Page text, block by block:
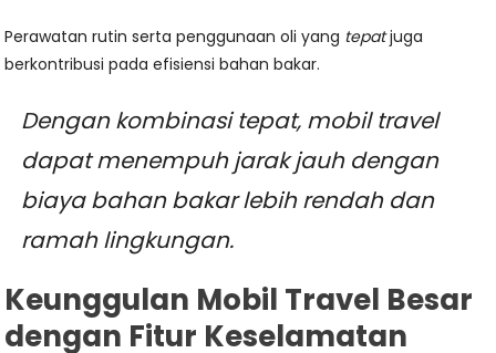
Perawatan rutin serta penggunaan oli yang tepatjuga
berkontribusi pada efisiensi bahan bakar.
Dengan kombinasi tepat, mobil travel
dapat menempuh jarak jauh dengan
biaya bahan bakar lebih rendah dan
ramah lingkungan.
Keunggulan Mobil Travel Besar
dengan Fitur Keselamatan